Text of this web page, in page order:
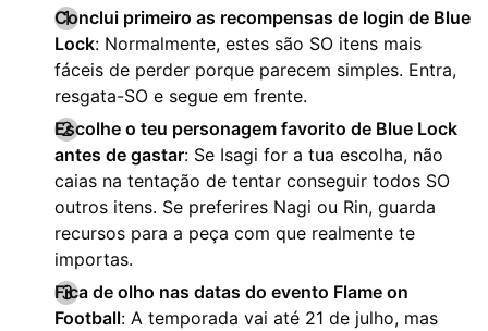
Conclui primeiro as recompensas de login de Blue
Lock: Normalmente, estes são SO itens mais
fáceis de perder porque parecem simples. Entra,
resgata-SO e segue em frente.
Escolhe o teu personagem favorito de Blue Lock
antes de gastar: Se Isagi for a tua escolha, não
caias na tentação de tentar conseguir todos SO
outros itens. Se preferires Nagi ou Rin, guarda
recursos para a peça com que realmente te
importas.
Fica de olho nas datas do evento Flame on
Football: A temporada vai até 21 de julho, mas